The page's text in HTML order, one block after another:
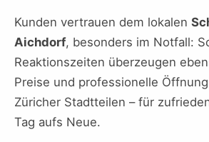
Kunden vertrauen dem lokalen
Aichdorf, besonders im Notfall:
Reaktionszeiten überzeugen
Preise und professionelle
Züricher Stadtteilen – für
Tag aufs Neue.